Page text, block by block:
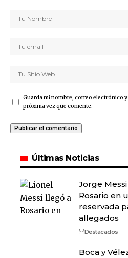
Guarda mi nombre, correo electrónico
próxima vez que comente.
Últimas Noticias
Jorge
Rosario en
reservada
allegados
Destacados
Boca y